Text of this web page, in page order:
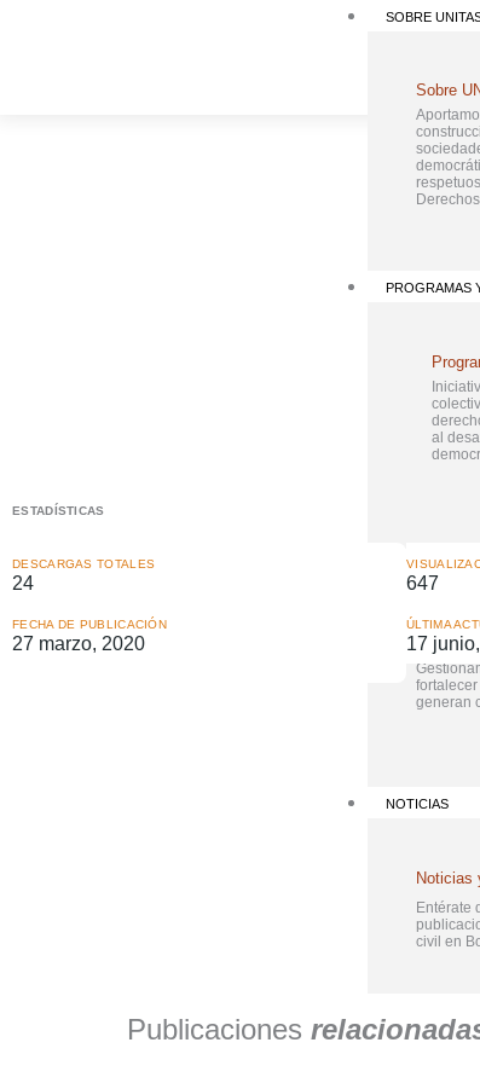
SOBRE
Sobre
PROGRAMAS
al
FONDOS DE
Fondos
generan
NOTICIAS
Noticias
Entérate
civil en
ESTADÍSTICAS
DESCARGAS TOTALES
24 647
FECHA DE PUBLICACIÓN
27 marzo, 2020
ÚLTIMA
17
Publicaciones